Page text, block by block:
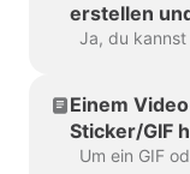
erstellen
Einem
Sticker/GIF